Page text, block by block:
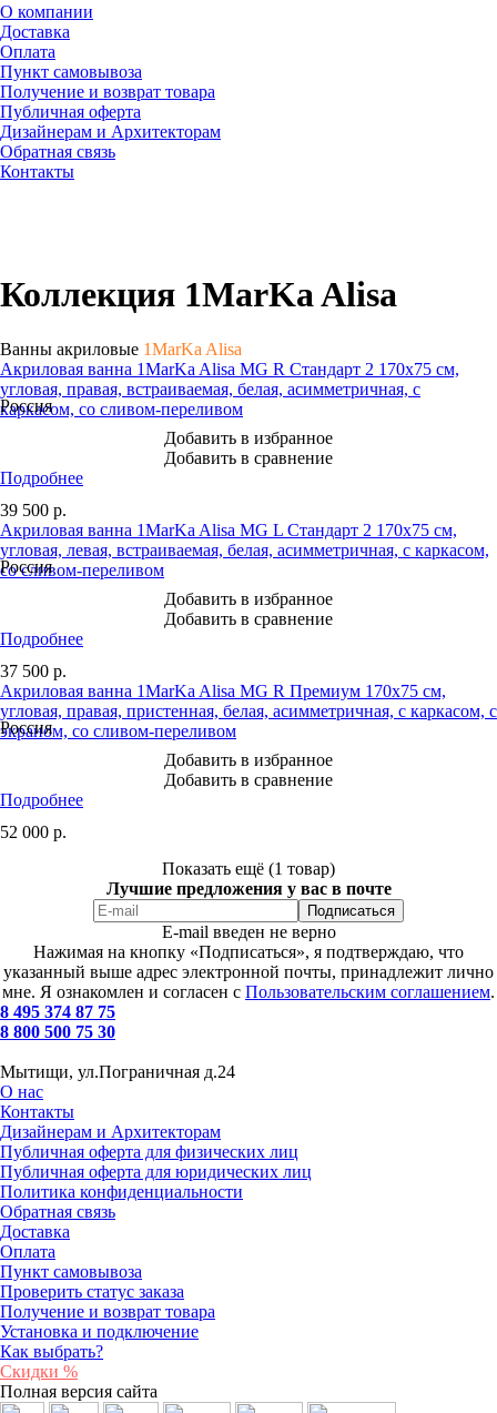
О компании
Доставка
Оплата
Пункт самовывоза
Получение и возврат товара
Публичная оферта
Дизайнерам и Архитекторам
Обратная связь
Контакты
Коллекция 1MarKa Alisa
Ванны акриловые 1MarKa Alisa
Акриловая ванна 1MarKa Alisa MG R Стандарт 2 170x75 см,
угловая, правая, встраиваемая, белая, асимметричная, с
каркасом, со сливом-переливом
Россия
Добавить в избранное
Добавить в сравнение
Подробнее
39 500 р.
Акриловая ванна 1MarKa Alisa MG L Стандарт 2 170x75 см,
угловая, левая, встраиваемая, белая, асимметричная, с каркасом,
со сливом-переливом
Россия
Добавить в избранное
Добавить в сравнение
Подробнее
37 500 р.
Акриловая ванна 1MarKa Alisa MG R Премиум 170x75 см,
угловая, правая, пристенная, белая, асимметричная, с каркасом, с
экраном, со сливом-переливом
Россия
Добавить в избранное
Добавить в сравнение
Подробнее
52 000 р.
Показать ещё (1 товар)
Лучшие предложения у вас в почте
E-mail введен не верно
Нажимая на кнопку «Подписаться», я подтверждаю, что
указанный выше адрес электронной почты, принадлежит лично
мне. Я ознакомлен и согласен с Пользовательским соглашением.
8 495 374 87 75
8 800 500 75 30
Мытищи, ул.Пограничная д.24
О нас
Контакты
Дизайнерам и Архитекторам
Публичная оферта для физических лиц
Публичная оферта для юридических лиц
Политика конфиденциальности
Обратная связь
Доставка
Оплата
Пункт самовывоза
Проверить статус заказа
Получение и возврат товара
Установка и подключение
Как выбрать?
Скидки %
Полная версия сайта